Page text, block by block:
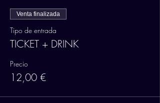
Venta finalizada
Tipo de entrada
TICKET + DRINK
Precio
12,00 €